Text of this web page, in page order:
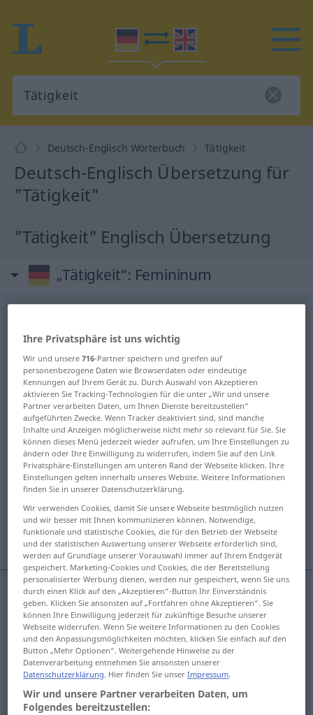
Deutsch-Englisch Wörterbuch Tätigkeit
Deutsch-Englisch Übersetzung für
"Tätigkeit"
"Tätigkeit" Englisch Übersetzung
„Tätigkeit“: Femininum
Übersicht aller Übersetzungen
(Für mehr Details die Übersetzung anklicken/antippen)
activity work occupation, activity
job, occupation, work, profession
service function, role action
activity, action action
activity TätigkeitAktivität, Tätigsein
work TätigkeitArbeit
Ihre Privatsphäre ist uns wichtig
Wir und unsere716-Partner speichern und greifen auf
personenbezogene Daten wie Browserdaten oder eindeutige
Kennungen auf Ihrem Gerät zu. Durch Auswahl von Akzeptieren
aktivieren Sie Tracking-Technologien für die unter „Wir und unsere
Partner verarbeiten Daten, um Ihnen Dienste bereitzustellen“
aufgeführten Zwecke. Wenn Tracker deaktiviert sind, sind manche
Inhalte und Anzeigen möglicherweise nicht mehr so relevant für Sie. Sie
können dieses Menü jederzeit wieder aufrufen, um Ihre Einstellungen zu
ändern oder Ihre Einwilligung zu widerrufen, indem Sie auf den Link
Privatsphäre-Einstellungen am unteren Rand der Webseite klicken. Ihre
Einstellungen gelten innerhalb unseres Website. Weitere Informationen
finden Sie in unserer Datenschutzerklärung.
Wir verwenden Cookies, damit Sie unsere Webseite bestmöglich nutzen
und wir besser mit Ihnen kommunizieren können. Notwendige,
funktionale und statistische Cookies, die für den Betrieb der Webseite
und der statistischen Auswertung unserer Webseite erforderlich sind,
werden auf Grundlage unserer Vorauswahl immer auf Ihrem Endgerät
gespeichert. Marketing-Cookies und Cookies, die der Bereitstellung
personalisierter Werbung dienen, werden nur gespeichert, wenn Sie uns
durch einen Klick auf den „Akzeptieren“-Button Ihr Einverständnis
geben. Klicken Sie ansonsten auf „Fortfahren ohne Akzeptieren“. Sie
können Ihre Einwilligung jederzeit für zukünftige Besuche unserer
Webseite widerrufen. Wenn Sie weitere Informationen zu den Cookies
und den Anpassungsmöglichkeiten möchten, klicken Sie einfach auf den
Button „Mehr Optionen“. Weitergehende Hinweise zu der
Datenverarbeitung entnehmen Sie ansonsten unserer
Datenschutzerklärung. Hier finden Sie unserImpressum.
Wir und unsere Partner verarbeiten Daten, um
Folgendes bereitzustellen: